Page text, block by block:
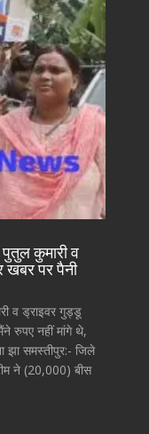
पुतुल कुमारी व
खबर पर पैनी
व ड्राइवर गुड्डू
रुपए नहीं मांगे थे,
झा समस्तीपुर:- जिले
ने (20,000) बीस